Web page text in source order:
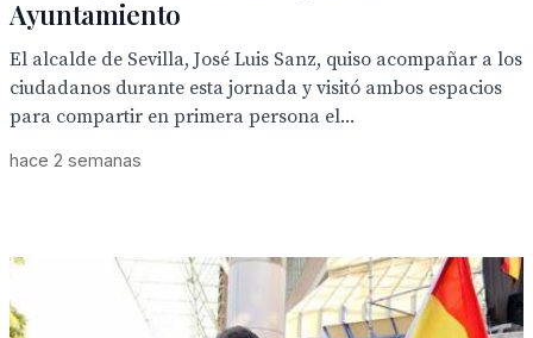
Ayuntamiento
El alcalde de Sevilla, José Luis Sanz, quiso acompañar a los
ciudadanos durante esta jornada y visitó ambos espacios
para compartir en primera persona el...
hace 2 semanas